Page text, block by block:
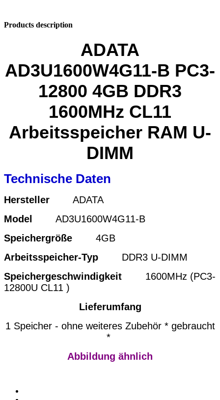
Products description
ADATA
AD3U1600W4G11-B PC3-
12800 4GB DDR3
1600MHz CL11
Arbeitsspeicher RAM U-
DIMM
Technische Daten
Hersteller
ADATA
Model
AD3U1600W4G11-B
Speichergröße 4GB
Arbeitsspeicher-Typ
DDR3 U-DIMM
Speichergeschwindigkeit
1600MHz (PC3-
12800U CL11 )
Lieferumfang
1 Speicher - ohne weiteres Zubehör * gebraucht
*
Abbildung ähnlich